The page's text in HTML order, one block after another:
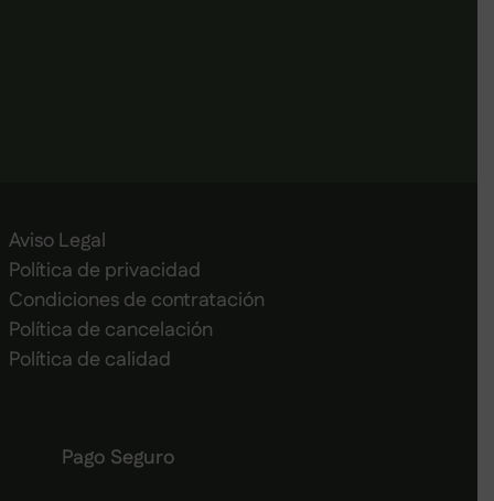
Aviso Legal
Política de privacidad
Condiciones de contratación
Política de cancelación
Política de calidad
Pago Seguro